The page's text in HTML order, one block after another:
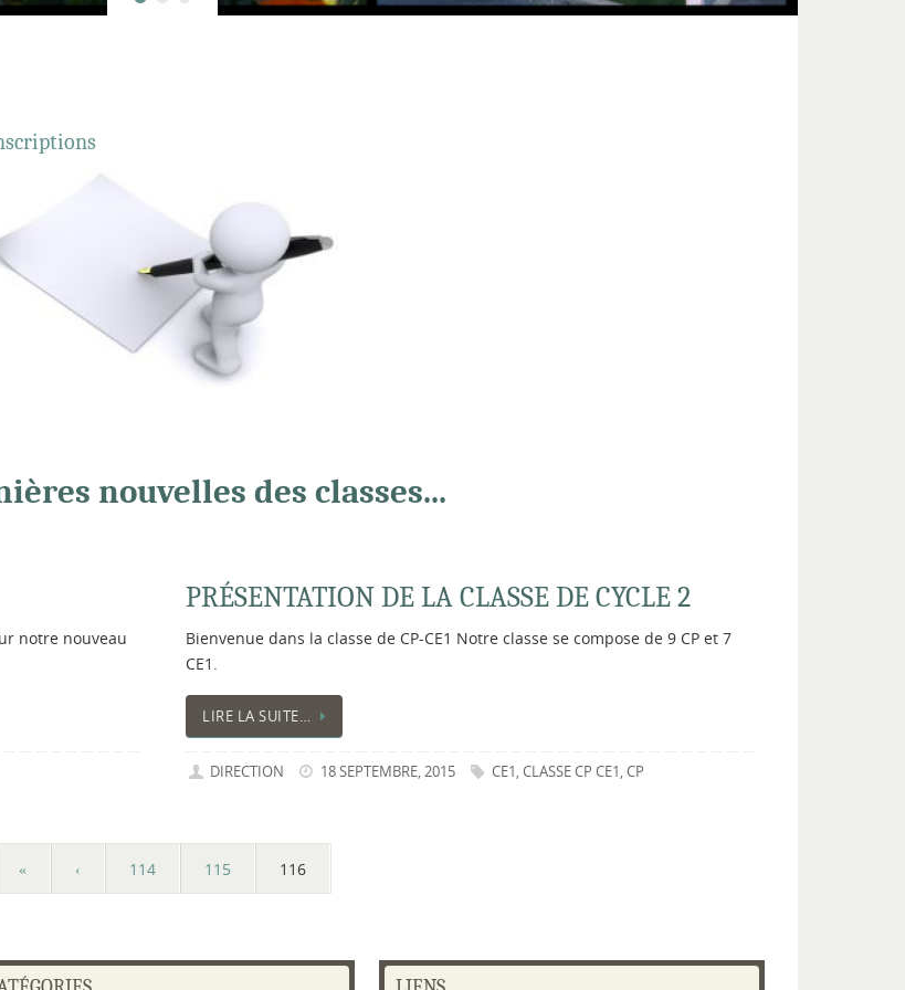
nouvelles de l'OGEC...
nouvelles des classes...
notre nouveau
PRÉSENTATION DE LA CLASSE DE CYCLE 2
Bienvenue dans la classe de CP-CE1 Notre classe se compose de 9 CP et 7
CE1.
LIRE LA SUITE…
DIRECTION 18 SEPTEMBRE, 2015 CE1,CLASSE CP CE1,CP
« ‹ 114 115 116